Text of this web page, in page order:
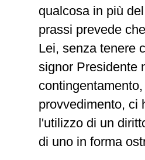
qualcosa in più
prassi prevede
Lei, senza tenere
signor Presidente
provvedimento, ci
l'utilizzo di un
di uno in forma